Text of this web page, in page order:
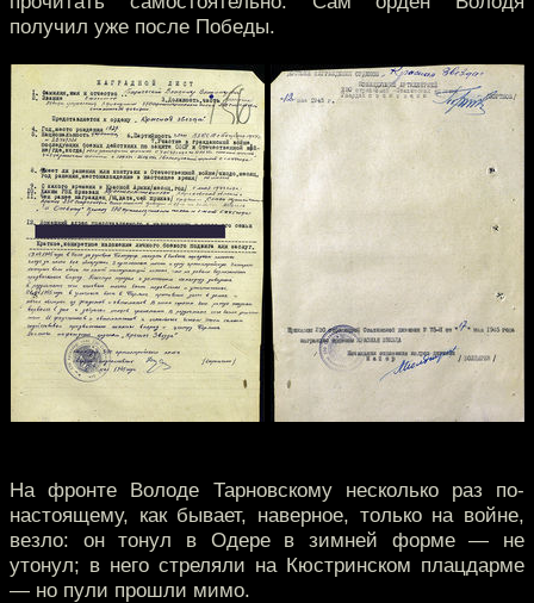
получил уже после Победы.
На фронте Володе Тарновскому несколько раз по-
настоящему, как бывает, наверное, только на войне,
везло: он тонул в Одере в зимней форме — не
утонул; в него стреляли на Кюстринском плацдарме
— но пули прошли мимо.